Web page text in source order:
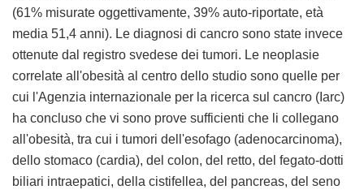
(61% misurate oggettivamente, 39% auto-riportate, età
media 51,4 anni). Le diagnosi di cancro sono state invece
ottenute dal registro svedese dei tumori. Le neoplasie
correlate all'obesità al centro dello studio sono quelle per
cui l'Agenzia internazionale per la ricerca sul cancro (Iarc)
ha concluso che vi sono prove sufficienti che li collegano
all'obesità, tra cui i tumori dell'esofago (adenocarcinoma),
dello stomaco (cardia), del colon, del retto, del fegato-dotti
biliari intraepatici, della cistifellea, del pancreas, del seno